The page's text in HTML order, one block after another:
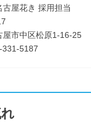
古屋花き 採用担当
屋市中区松原1-16-25
331-5187